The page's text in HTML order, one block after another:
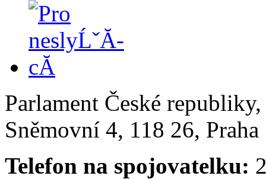
Parlament České
Sněmovní 4, 118 26,
Telefon na spojovatelku: